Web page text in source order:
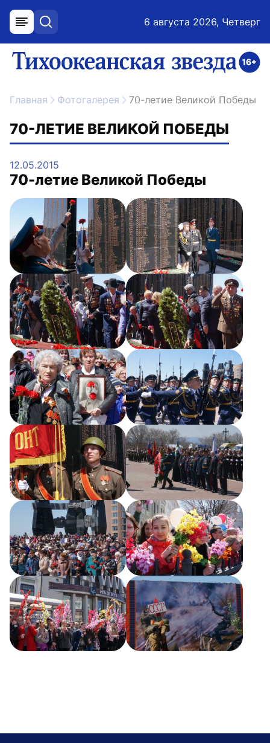
меню поиск 6 августа 2026, Четверг
ссылка на главную
Главная Фотогалерея 70-летие Великой Победы
70-ЛЕТИЕ ВЕЛИКОЙ ПОБЕДЫ
12.05.2015
70-летие Великой Победы